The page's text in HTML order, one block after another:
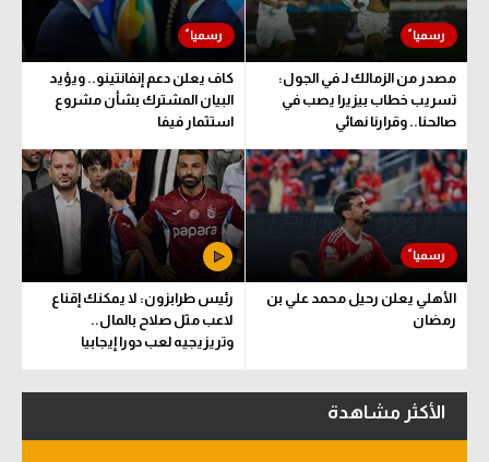
مصدر من الزمالك لـ في الجول:
تسريب خطاب بيزيرا يصب في
صالحنا.. وقرارنا نهائي
كاف يعلن دعم إنفانتينو.. ويؤيد
البيان المشترك بشأن مشروع
استثمار فيفا
الأهلي يعلن رحيل محمد علي بن
رمضان
رئيس طرابزون: لا يمكنك إقناع
لاعب مثل صلاح بالمال..
وتريزيجيه لعب دورا إيجابيا
الأكثر مشاهدة